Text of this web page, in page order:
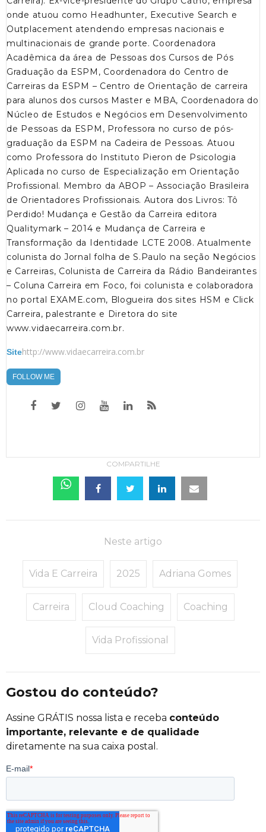
onde atuou como Headhunter, Executive Search e
Outplacement atendendo empresas nacionais e
multinacionais de grande porte. Coordenadora
Acadêmica da área de Pessoas dos Cursos de Pós
Graduação da ESPM, Coordenadora do Centro de
Carreiras da ESPM – Centro de Orientação de carreira
para alunos dos cursos Master e MBA, Coordenadora do
Núcleo de Estudos e Negócios em Desenvolvimento
de Pessoas da ESPM, Professora no curso de pós-
graduação da ESPM na Cadeira de Pessoas. Atuou
como Professora do Instituto Pieron de Psicologia
Aplicada no curso de Especialização em Orientação
Profissional. Membro da ABOP – Associação Brasileira
de Orientadores Profissionais. Autora dos Livros: Tô
Perdido! Mudança e Gestão da Carreira editora
Qualitymark – 2014 e Mudança de Carreira e
Transformação da Identidade LCTE 2008. Atualmente
colunista do Jornal folha de S.Paulo na seção Negócios
e Carreiras, Colunista de Carreira da Rádio Bandeirantes
– Coluna Carreira em Foco, foi colunista e colaboradora
no portal EXAME.com, Blogueira dos sites HSM e Click
Carreira, palestrante e Diretora do site
www.vidaecarreira.com.br.
Sitehttp://www.vidaecarreira.com.br
FOLLOW ME
COMPARTILHE
Neste artigo
Vida E Carreira 2025 Adriana Gomes
Carreira Cloud Coaching Coaching
Vida Profissional
Gostou do conteúdo?
Assine GRÁTIS nossa lista e receba conteúdo
importante, relevante e de qualidade
diretamente na sua caixa postal.